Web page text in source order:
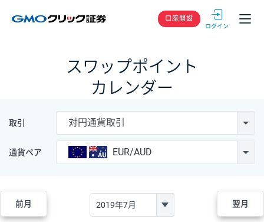
GMOクリック
口座開設
スワップポイント
カレンダー
取引 対円通貨取引
通貨ペア EUR/AUD
前月 翌月